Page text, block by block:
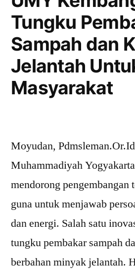
Tungku
Sampah dan
Jelantah
Masyarakat
Moyudan,
Muhammadiyah
mendorong pengembangan
guna untuk menjawab
dan energi. Salah satu
tungku pembakar sampah
berbahan minyak jelantah.